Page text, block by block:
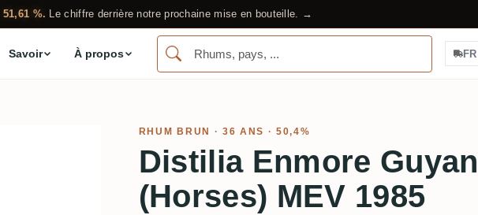
51,61 %. Le chiffre derrière notre prochaine mise en bouteille. →
Savoir À propos FR
RHUM BRUN · 36 ANS · 50,4%
Distilia Enmore
(Horses) MEV 1985